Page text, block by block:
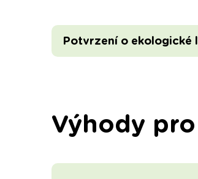
Potvrzení o ekologické
Výhody